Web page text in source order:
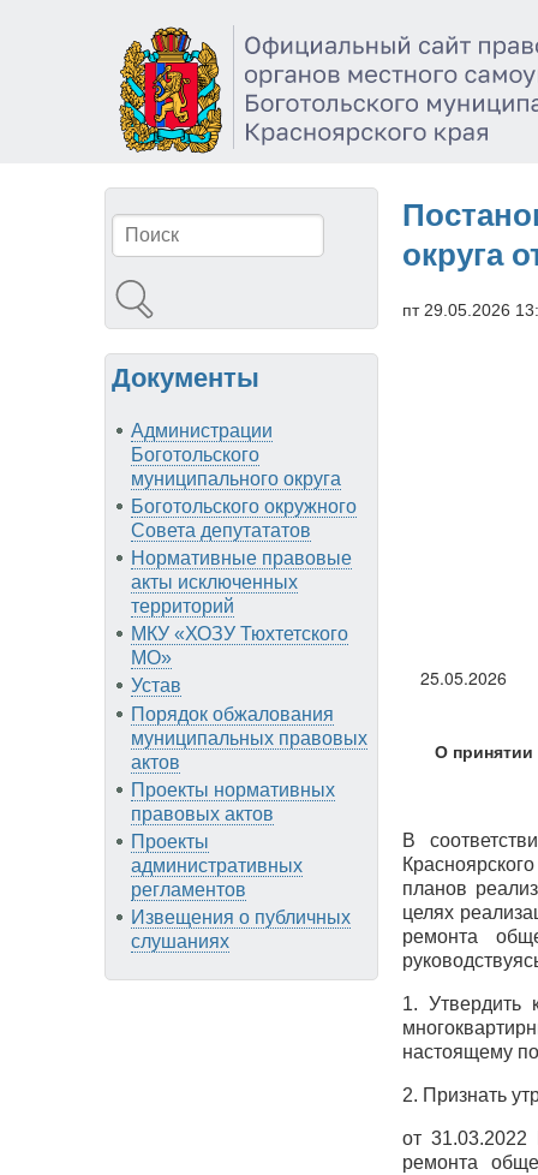
Поиск
Документы
Администрации
Боготольского
муниципального округа
Боготольского окружного
Совета депутататов
Нормативные правовые
акты исключенных
территорий
МКУ «ХОЗУ Тюхтетского
МО»
Устав
Порядок обжалования
муниципальных правовых
актов
Проекты нормативных
правовых актов
Проекты
административных
регламентов
Извещения о публичных
слушаниях
округа
пт 29.05.2026
25.05.2026
О
В
планов
целях
ремонта
1. Утвердить
настоящему
2. Признать
от 31.03.2022
ремонта